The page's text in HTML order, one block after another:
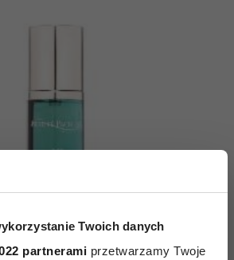
Twoich danych
partnerami przetwarzamy Twoje